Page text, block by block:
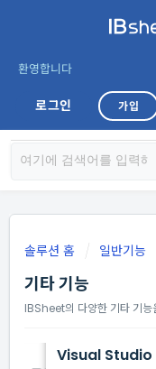
환영합니다
로그인 가입
솔루션 홈 일반기능
기타 기능
IBSheet의 다양한 기타 기능
Visual Studio